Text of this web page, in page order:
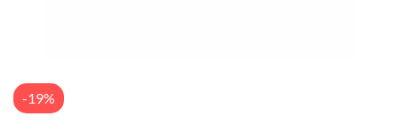
-19%